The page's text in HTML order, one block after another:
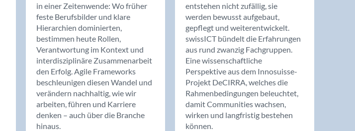
Benken (SG)
Bergdietikon
Bern - Liebefeld
in einer Zeitenwende: Wo früher
feste Berufsbilder und klare
Hierarchien dominierten,
bestimmen heute Rollen,
Verantwortung im Kontext und
interdisziplinäre Zusammenarbeit
den Erfolg. Agile Frameworks
beschleunigen diesen Wandel und
verändern nachhaltig, wie wir
arbeiten, führen und Karriere
denken – auch über die Branche
hinaus.
entstehen nicht zufällig, sie
werden bewusst aufgebaut,
gepflegt und weiterentwickelt.
swissICT bündelt die Erfahrungen
aus rund zwanzig Fachgruppen.
Eine wissenschaftliche
Perspektive aus dem Innosuisse-
Projekt DeCIRRA, welches die
Rahmenbedingungen beleuchtet,
damit Communities wachsen,
wirken und langfristig bestehen
können.